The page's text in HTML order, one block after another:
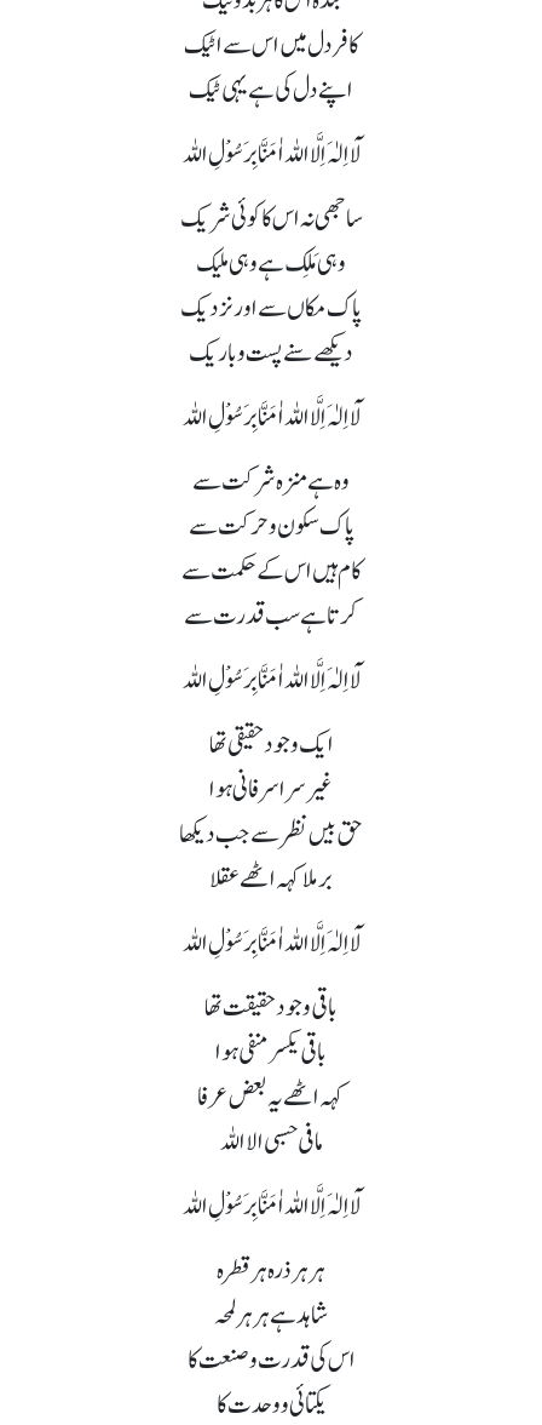
کافر دل میں اس سے اٹیک
اپنے دل کی ہے یہی ٹیک
لَآ اِلٰہَ اِلَّا اللہ اٰمَنَّا بِرَسُوْلِ اللہ
ساجھی نہ اس کا کوئی شریک
وہی مَلِک ہے وہی ملیک
پاک مکاں سے اور نزدیک
دیکھے سنے پست و باریک
لَآ اِلٰہَ اِلَّا اللہ اٰمَنَّا بِرَسُوْلِ اللہ
وہ ہے منزہ شرکت سے
پاک سکون و حرکت سے
کام ہیں اس کے حکمت سے
کرتا ہے سب قدرت سے
لَآ اِلٰہَ اِلَّا اللہ اٰمَنَّا بِرَسُوْلِ اللہ
ایک وجود حقیقی تھا
غیر سراسر فانی ہوا
حق بیں نظر سے جب دیکھا
برملا کہہ اٹھے عقلا
لَآ اِلٰہَ اِلَّا اللہ اٰمَنَّا بِرَسُوْلِ اللہ
باقی وجود حقیقت تھا
باقی یکسر منفی ہوا
کہہ اٹھے یہ بعض عرفا
ما فی حسبی الا اللہ
لَآ اِلٰہَ اِلَّا اللہ اٰمَنَّا بِرَسُوْلِ اللہ
ہر ہر ذرہ ہر قطرہ
شاہد ہے ہر ہر لمحہ
اس کی قدرت و صنعت کا
یکتائی و وحدت کا